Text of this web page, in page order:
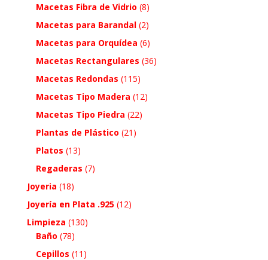
Macetas Fibra de Vidrio (8)
Macetas para Barandal (2)
Macetas para Orquídea (6)
Macetas Rectangulares (36)
Macetas Redondas (115)
Macetas Tipo Madera (12)
Macetas Tipo Piedra (22)
Plantas de Plástico (21)
Platos (13)
Regaderas (7)
Joyeria (18)
Joyería en Plata .925 (12)
Limpieza (130)
Baño (78)
Cepillos (11)